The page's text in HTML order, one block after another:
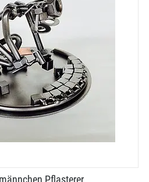
Pflasterer